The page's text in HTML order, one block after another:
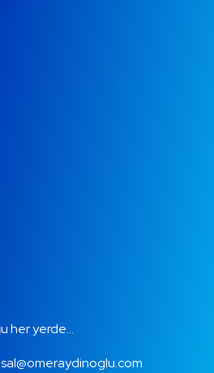
her yerde…